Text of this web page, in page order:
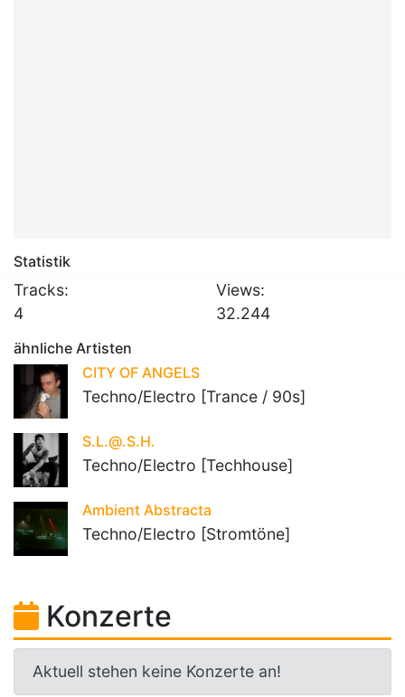
Statistik
Tracks:
4
Views:
32.244
ähnliche Artisten
CITY OF ANGELS
Techno/Electro [Trance / 90s]
S.L.@.S.H.
Techno/Electro [Techhouse]
Ambient Abstracta
Techno/Electro [Stromtöne]
Konzerte
Aktuell stehen keine Konzerte an!